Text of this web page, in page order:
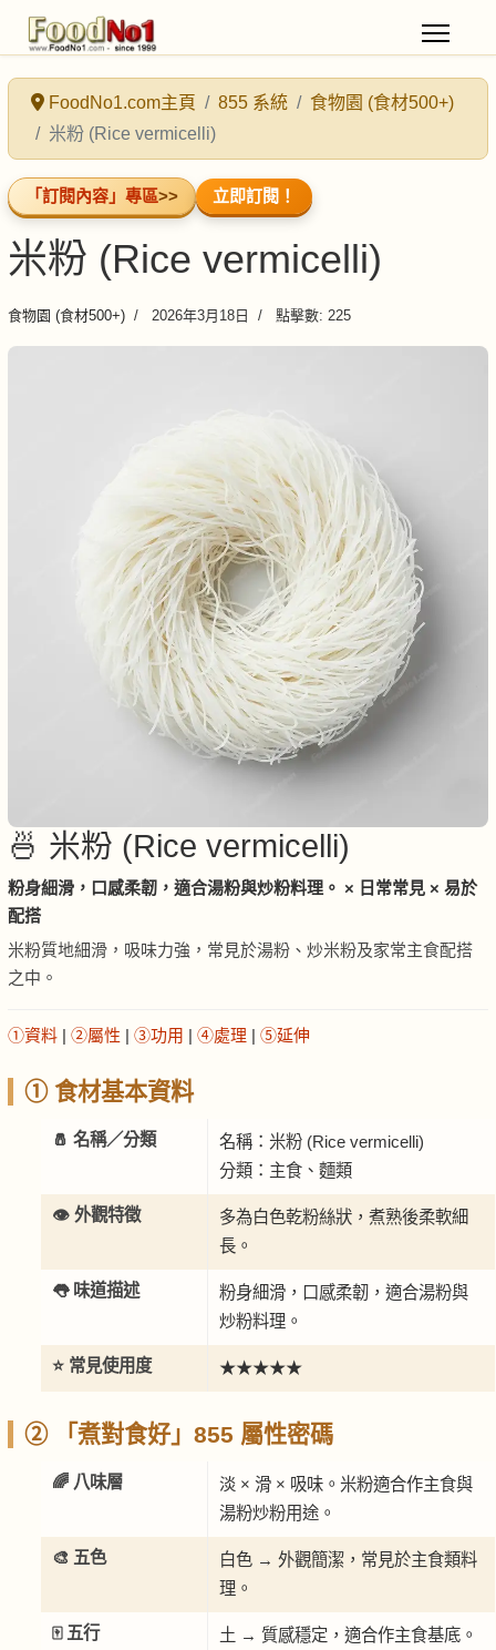
FoodNo1.com主頁 855 系統
食物園 (食材500+)
米粉 (Rice vermicelli)
「訂閱內容」專區>> 立即訂閱！
米粉 (Rice vermicelli)
食物園 (食材500+) 2026年3月18日 點擊數: 225
🍜 米粉 (Rice vermicelli)
粉身細滑，口感柔韌，適合湯粉與炒粉料理。 × 日常常見 × 易於
配搭
米粉質地細滑，吸味力強，常見於湯粉、炒米粉及家常主食配搭
之中。
①資料 | ②屬性 | ③功用 | ④處理 | ⑤延伸
① 食材基本資料
🧂 名稱／分類
名稱：米粉 (Rice vermicelli)
分類：主食、麵類
👁️ 外觀特徵
多為白色乾粉絲狀，煮熟後柔軟細
長。
👅 味道描述
粉身細滑，口感柔韌，適合湯粉與
炒粉料理。
⭐ 常見使用度 ★★★★★
② 「煮對食好」855 屬性密碼
🌈 八味層
淡 × 滑 × 吸味。米粉適合作主食與
湯粉炒粉用途。
🎨 五色
白色 → 外觀簡潔，常見於主食類料
理。
🀄 五行 土 → 質感穩定，適合作主食基底。